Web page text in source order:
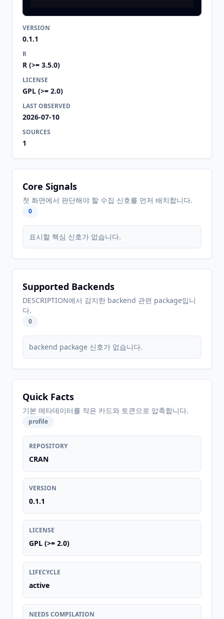
VERSION
0.1.1
R
R (>= 3.5.0)
LICENSE
GPL (>= 2.0)
LAST OBSERVED
2026-07-10
SOURCES
1
Core Signals
첫 화면에서 판단해야 할 수집 신호를 먼저 배치합니다.
0
표시할 핵심 신호가 없습니다.
Supported Backends
DESCRIPTION에서 감지한 backend 관련 package입니
다.
0
backend package 신호가 없습니다.
Quick Facts
기본 메타데이터를 작은 카드와 토큰으로 압축합니다.
profile
REPOSITORY
CRAN
VERSION
0.1.1
LICENSE
GPL (>= 2.0)
LIFECYCLE
active
NEEDS COMPILATION